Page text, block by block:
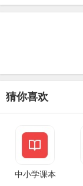
猜你喜欢
中小学课本